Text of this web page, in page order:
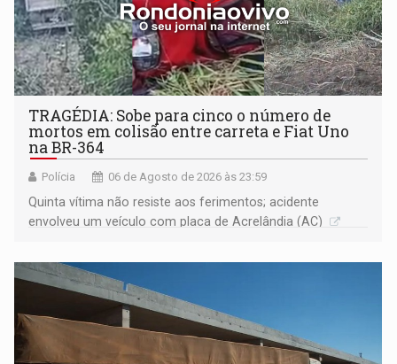
TRAGÉDIA: Sobe para cinco o número de
mortos em colisão entre carreta e Fiat Uno
na BR-364
Polícia 06 de Agosto de 2026 às 23:59
Quinta vítima não resiste aos ferimentos; acidente
envolveu um veículo com placa de Acrelândia (AC)